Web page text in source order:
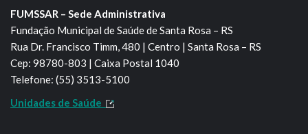
FUMSSAR – Sede Administrativa
Fundação Municipal de Saúde de Santa Rosa – RS
Rua Dr. Francisco Timm, 480 | Centro | Santa Rosa – RS
Cep: 98780-803 | Caixa Postal 1040
Telefone: (55) 3513-5100
Unidades de Saúde